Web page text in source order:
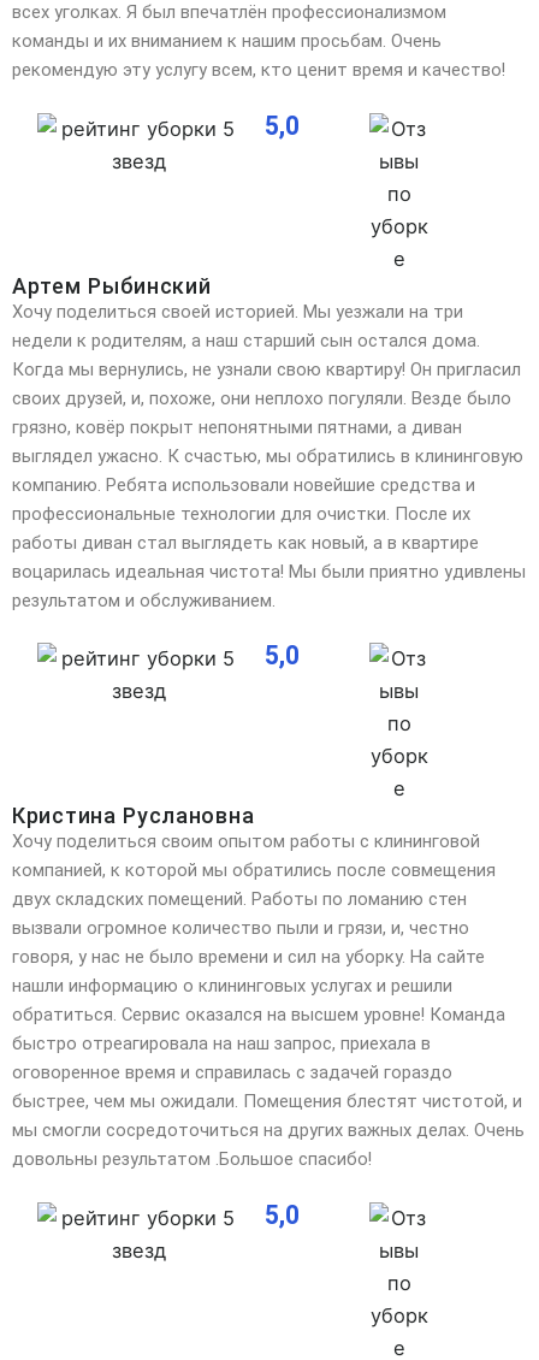
всех уголках. Я был впечатлён профессионализмом
команды и их вниманием к нашим просьбам. Очень
рекомендую эту услугу всем, кто ценит время и качество!
5,0
Артем Рыбинский
Хочу поделиться своей историей. Мы уезжали на три
недели к родителям, а наш старший сын остался дома.
Когда мы вернулись, не узнали свою квартиру! Он пригласил
своих друзей, и, похоже, они неплохо погуляли. Везде было
грязно, ковёр покрыт непонятными пятнами, а диван
выглядел ужасно. К счастью, мы обратились в клининговую
компанию. Ребята использовали новейшие средства и
профессиональные технологии для очистки. После их
работы диван стал выглядеть как новый, а в квартире
воцарилась идеальная чистота! Мы были приятно удивлены
результатом и обслуживанием.
5,0
Кристина Руслановна
Хочу поделиться своим опытом работы с клининговой
компанией, к которой мы обратились после совмещения
двух складских помещений. Работы по ломанию стен
вызвали огромное количество пыли и грязи, и, честно
говоря, у нас не было времени и сил на уборку. На сайте
нашли информацию о клининговых услугах и решили
обратиться. Сервис оказался на высшем уровне! Команда
быстро отреагировала на наш запрос, приехала в
оговоренное время и справилась с задачей гораздо
быстрее, чем мы ожидали. Помещения блестят чистотой, и
мы смогли сосредоточиться на других важных делах. Очень
довольны результатом .Большое спасибо!
5,0